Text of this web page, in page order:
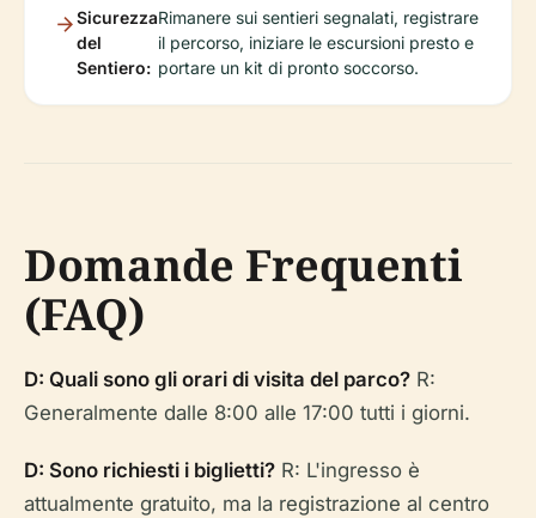
Sicurezza
del
Sentiero:
Rimanere sui sentieri segnalati, registrare
il percorso, iniziare le escursioni presto e
portare un kit di pronto soccorso.
Domande Frequenti
(FAQ)
D: Quali sono gli orari di visita del parco? R:
Generalmente dalle 8:00 alle 17:00 tutti i giorni.
D: Sono richiesti i biglietti? R: L'ingresso è
attualmente gratuito, ma la registrazione al centro